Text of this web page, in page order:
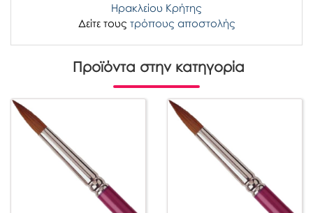
Ηρακλείου Κρήτης
Δείτε τους τρόπους αποστολής
Προϊόντα στην κατηγορία